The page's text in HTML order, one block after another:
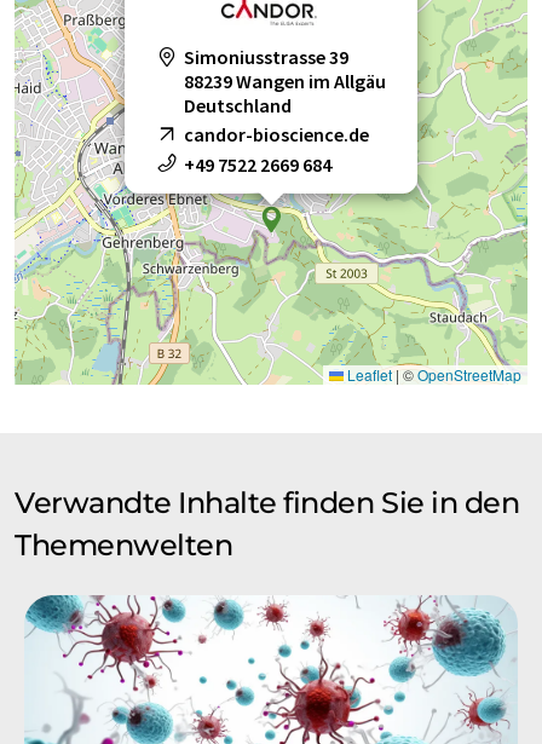
Simoniusstrasse 39
88239 Wangen im Allgäu
Deutschland
candor-bioscience.de
+49 7522 2669 684
Leaflet | ©OpenStreetMap
Verwandte Inhalte finden Sie in den
Themenwelten